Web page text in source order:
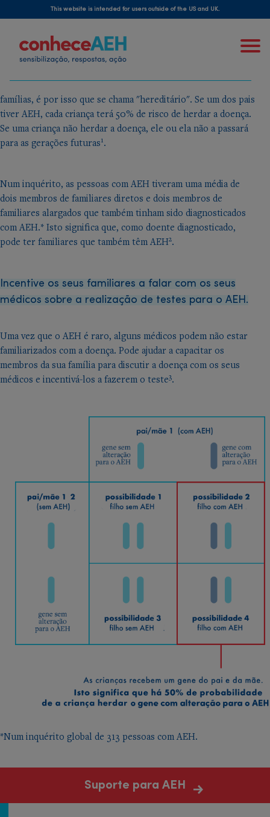
to
main
content
This website is intended for users outside of the US and UK.
angioedema hereditário e
a sua família
O angioedema hereditário (AEH) geralmente encontra-se em
famílias, é por isso que se chama "hereditário". Se um dos pais
tiver AEH, cada criança terá 50% de risco de herdar a doença.
Se uma criança não herdar a doença, ele ou ela não a passará
para as gerações futuras1.
Num inquérito, as pessoas com AEH tiveram uma média de
dois membros de familiares diretos e dois membros de
familiares alargados que também tinham sido diagnosticados
com AEH.* Isto significa que, como doente diagnosticado,
pode ter familiares que também têm AEH2.
Incentive os seus familiares a falar com os seus
médicos sobre a realização de testes para o AEH.
Uma vez que o AEH é raro, alguns médicos podem não estar
familiarizados com a doença. Pode ajudar a capacitar os
membros da sua família para discutir a doença com os seus
médicos e incentivá-los a fazerem o teste3.
*Num inquérito global de 313 pessoas com AEH.
Suporte para AEH